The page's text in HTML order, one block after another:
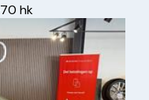
70 hk